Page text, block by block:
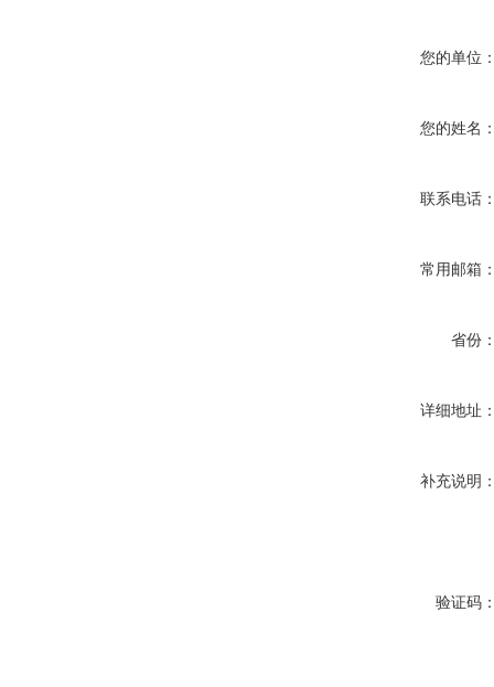
您的单位
您的姓名
联系电话
常用邮箱
省份
详细地址
补充说明
验证码